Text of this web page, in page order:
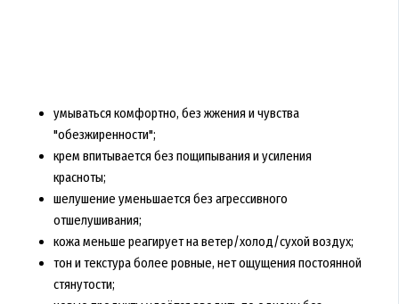
умываться комфортно, без жжения и чувства
"обезжиренности";
крем впитывается без пощипывания и усиления
красноты;
шелушение уменьшается без агрессивного
отшелушивания;
кожа меньше реагирует на ветер/холод/сухой воздух;
тон и текстура более ровные, нет ощущения постоянной
стянутости;